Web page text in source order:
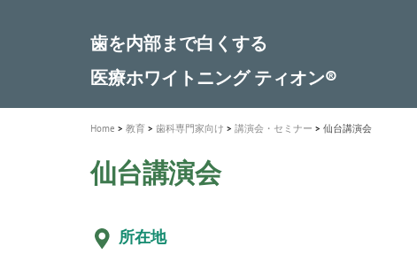
t
i
o
n
A healthy smile greatly contributes to your
quality of life
新発売 エバーエックス フロー
製品の詳細情報はこちら
「セラスマート テクノロジーブック」公
開
「イニシャル LiSi（リジ）ブロック テクノ
ロジーブック」公開
歯を内部まで白くする
医療ホワイトニング ティオン®
新製品 イオム ナゴミ for DH
専用サイトはこちら
新製品バキュクレーブ 118 / 318 Prime
製品の詳細情報はこちら
インプラント Aadva®
ショートインプラント新発売
GCグループ企業
Home 教育 歯科専門家向け 講演会・セミナー 仙台講演会
仙台講演会
所在地